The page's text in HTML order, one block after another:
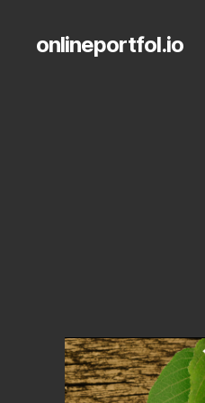
onlineportfol.io